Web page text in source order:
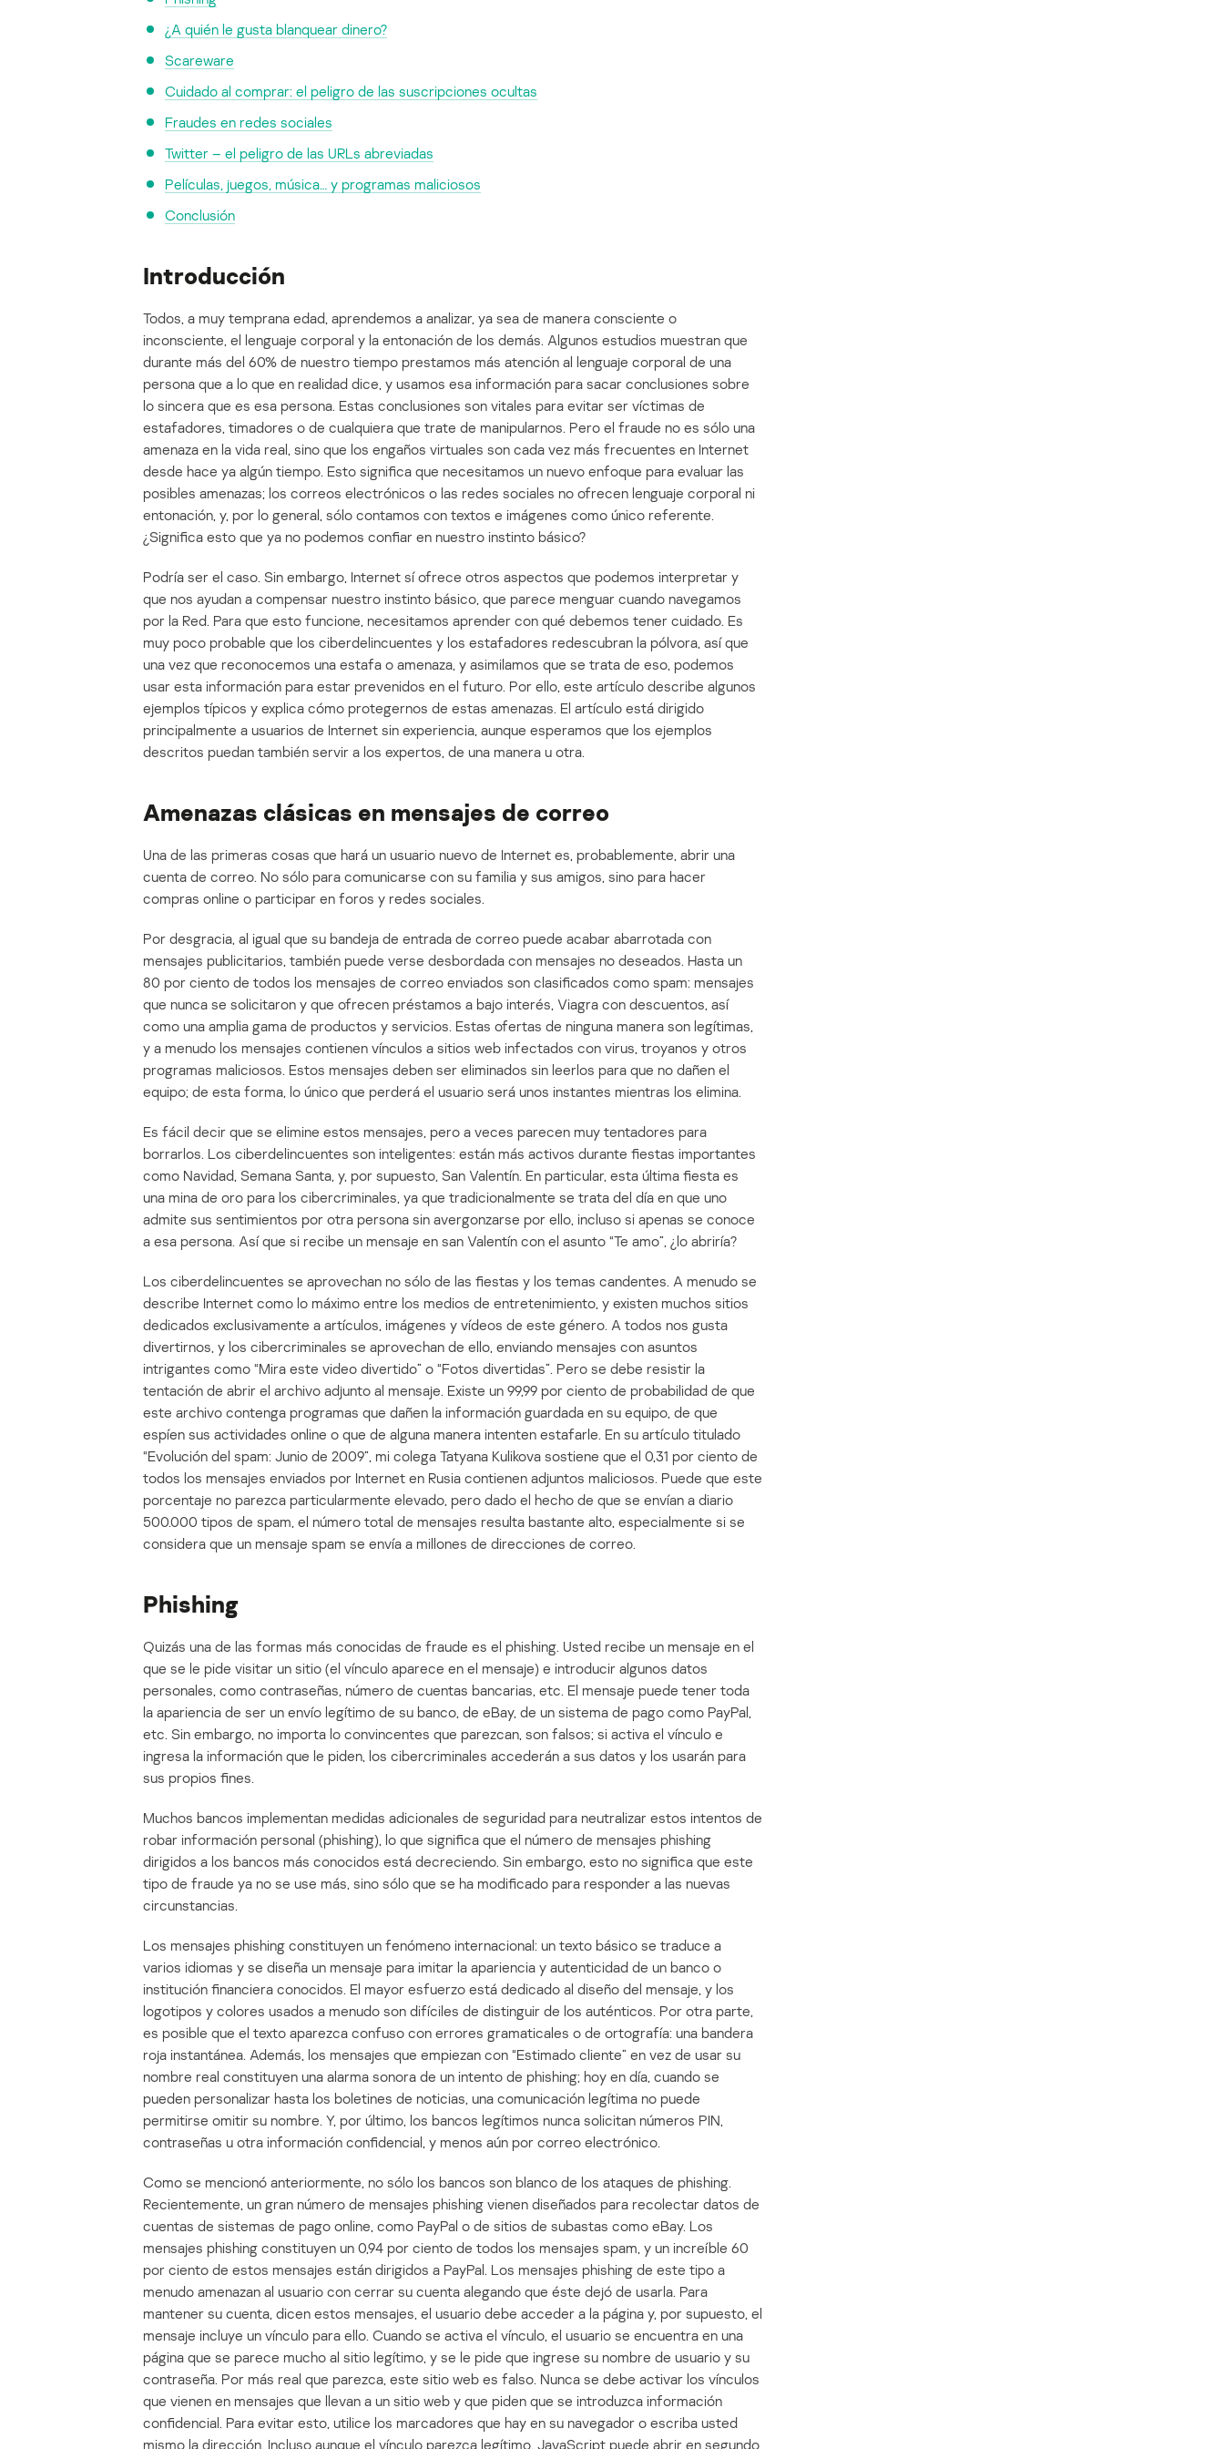
¿A quién le gusta blanquear dinero?
Scareware
Cuidado al comprar: el peligro de las suscripciones ocultas
Fraudes en redes sociales
Twitter – el peligro de las URLs abreviadas
Películas, juegos, música… y programas maliciosos
Conclusión
Introducción
Todos, a muy temprana edad, aprendemos a analizar, ya sea de manera consciente o
inconsciente, el lenguaje corporal y la entonación de los demás. Algunos estudios muestran que
durante más del 60% de nuestro tiempo prestamos más atención al lenguaje corporal de una
persona que a lo que en realidad dice, y usamos esa información para sacar conclusiones sobre
lo sincera que es esa persona. Estas conclusiones son vitales para evitar ser víctimas de
estafadores, timadores o de cualquiera que trate de manipularnos. Pero el fraude no es sólo una
amenaza en la vida real, sino que los engaños virtuales son cada vez más frecuentes en Internet
desde hace ya algún tiempo. Esto significa que necesitamos un nuevo enfoque para evaluar las
posibles amenazas; los correos electrónicos o las redes sociales no ofrecen lenguaje corporal ni
entonación, y, por lo general, sólo contamos con textos e imágenes como único referente.
¿Significa esto que ya no podemos confiar en nuestro instinto básico?
Podría ser el caso. Sin embargo, Internet sí ofrece otros aspectos que podemos interpretar y
que nos ayudan a compensar nuestro instinto básico, que parece menguar cuando navegamos
por la Red. Para que esto funcione, necesitamos aprender con qué debemos tener cuidado. Es
muy poco probable que los ciberdelincuentes y los estafadores redescubran la pólvora, así que
una vez que reconocemos una estafa o amenaza, y asimilamos que se trata de eso, podemos
usar esta información para estar prevenidos en el futuro. Por ello, este artículo describe algunos
ejemplos típicos y explica cómo protegernos de estas amenazas. El artículo está dirigido
principalmente a usuarios de Internet sin experiencia, aunque esperamos que los ejemplos
descritos puedan también servir a los expertos, de una manera u otra.
Amenazas clásicas en mensajes de correo
Una de las primeras cosas que hará un usuario nuevo de Internet es, probablemente, abrir una
cuenta de correo. No sólo para comunicarse con su familia y sus amigos, sino para hacer
compras online o participar en foros y redes sociales.
Por desgracia, al igual que su bandeja de entrada de correo puede acabar abarrotada con
mensajes publicitarios, también puede verse desbordada con mensajes no deseados. Hasta un
80 por ciento de todos los mensajes de correo enviados son clasificados como spam: mensajes
que nunca se solicitaron y que ofrecen préstamos a bajo interés, Viagra con descuentos, así
como una amplia gama de productos y servicios. Estas ofertas de ninguna manera son legítimas,
y a menudo los mensajes contienen vínculos a sitios web infectados con virus, troyanos y otros
programas maliciosos. Estos mensajes deben ser eliminados sin leerlos para que no dañen el
equipo; de esta forma, lo único que perderá el usuario será unos instantes mientras los elimina.
Es fácil decir que se elimine estos mensajes, pero a veces parecen muy tentadores para
borrarlos. Los ciberdelincuentes son inteligentes: están más activos durante fiestas importantes
como Navidad, Semana Santa, y, por supuesto, San Valentín. En particular, esta última fiesta es
una mina de oro para los cibercriminales, ya que tradicionalmente se trata del día en que uno
admite sus sentimientos por otra persona sin avergonzarse por ello, incluso si apenas se conoce
a esa persona. Así que si recibe un mensaje en san Valentín con el asunto “Te amo”, ¿lo abriría?
Los ciberdelincuentes se aprovechan no sólo de las fiestas y los temas candentes. A menudo se
describe Internet como lo máximo entre los medios de entretenimiento, y existen muchos sitios
dedicados exclusivamente a artículos, imágenes y vídeos de este género. A todos nos gusta
divertirnos, y los cibercriminales se aprovechan de ello, enviando mensajes con asuntos
intrigantes como “Mira este video divertido” o “Fotos divertidas”. Pero se debe resistir la
tentación de abrir el archivo adjunto al mensaje. Existe un 99,99 por ciento de probabilidad de que
este archivo contenga programas que dañen la información guardada en su equipo, de que
espíen sus actividades online o que de alguna manera intenten estafarle. En su artículo titulado
“Evolución del spam: Junio de 2009”, mi colega Tatyana Kulikova sostiene que el 0,31 por ciento de
todos los mensajes enviados por Internet en Rusia contienen adjuntos maliciosos. Puede que este
porcentaje no parezca particularmente elevado, pero dado el hecho de que se envían a diario
500.000 tipos de spam, el número total de mensajes resulta bastante alto, especialmente si se
considera que un mensaje spam se envía a millones de direcciones de correo.
Phishing
Quizás una de las formas más conocidas de fraude es el phishing. Usted recibe un mensaje en el
que se le pide visitar un sitio (el vínculo aparece en el mensaje) e introducir algunos datos
personales, como contraseñas, número de cuentas bancarias, etc. El mensaje puede tener toda
la apariencia de ser un envío legítimo de su banco, de eBay, de un sistema de pago como PayPal,
etc. Sin embargo, no importa lo convincentes que parezcan, son falsos; si activa el vínculo e
ingresa la información que le piden, los cibercriminales accederán a sus datos y los usarán para
sus propios fines.
Muchos bancos implementan medidas adicionales de seguridad para neutralizar estos intentos de
robar información personal (phishing), lo que significa que el número de mensajes phishing
dirigidos a los bancos más conocidos está decreciendo. Sin embargo, esto no significa que este
tipo de fraude ya no se use más, sino sólo que se ha modificado para responder a las nuevas
circunstancias.
Los mensajes phishing constituyen un fenómeno internacional: un texto básico se traduce a
varios idiomas y se diseña un mensaje para imitar la apariencia y autenticidad de un banco o
institución financiera conocidos. El mayor esfuerzo está dedicado al diseño del mensaje, y los
logotipos y colores usados a menudo son difíciles de distinguir de los auténticos. Por otra parte,
es posible que el texto aparezca confuso con errores gramaticales o de ortografía: una bandera
roja instantánea. Además, los mensajes que empiezan con “Estimado cliente” en vez de usar su
nombre real constituyen una alarma sonora de un intento de phishing; hoy en día, cuando se
pueden personalizar hasta los boletines de noticias, una comunicación legítima no puede
permitirse omitir su nombre. Y, por último, los bancos legítimos nunca solicitan números PIN,
contraseñas u otra información confidencial, y menos aún por correo electrónico.
Como se mencionó anteriormente, no sólo los bancos son blanco de los ataques de phishing.
Recientemente, un gran número de mensajes phishing vienen diseñados para recolectar datos de
cuentas de sistemas de pago online, como PayPal o de sitios de subastas como eBay. Los
mensajes phishing constituyen un 0,94 por ciento de todos los mensajes spam, y un increíble 60
por ciento de estos mensajes están dirigidos a PayPal. Los mensajes phishing de este tipo a
menudo amenazan al usuario con cerrar su cuenta alegando que éste dejó de usarla. Para
mantener su cuenta, dicen estos mensajes, el usuario debe acceder a la página y, por supuesto, el
mensaje incluye un vínculo para ello. Cuando se activa el vínculo, el usuario se encuentra en una
página que se parece mucho al sitio legítimo, y se le pide que ingrese su nombre de usuario y su
contraseña. Por más real que parezca, este sitio web es falso. Nunca se debe activar los vínculos
que vienen en mensajes que llevan a un sitio web y que piden que se introduzca información
confidencial. Para evitar esto, utilice los marcadores que hay en su navegador o escriba usted
mismo la dirección. Incluso aunque el vínculo parezca legítimo, JavaScript puede abrir en segundo